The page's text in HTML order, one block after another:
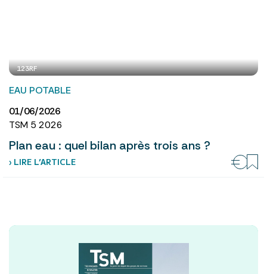
123RF
EAU POTABLE
01/06/2026
TSM 5 2026
Plan eau : quel bilan après trois ans ?
› LIRE L’ARTICLE